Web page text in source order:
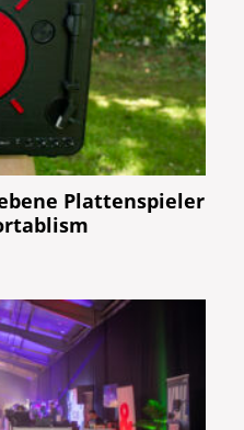
Plattenspieler